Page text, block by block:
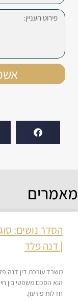
מאמרים
| דנה פלד
הוא הסכם משפטי בין
חדלות פירעון.